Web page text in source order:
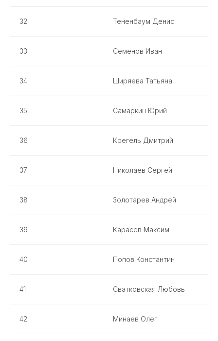
32 Тененбаум Денис
33 Семенов Иван
34 Ширяева Татьяна
35 Самаркин Юрий
36 Крегель Дмитрий
37 Николаев Сергей
38 Золотарев Андрей
39 Карасев Максим
40 Попов Константин
41 Сватковская Любовь
42 Минаев Олег